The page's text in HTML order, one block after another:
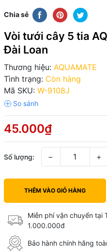
Chia sẻ
Vòi tưới cây 5 tia
Đài Loan
Thương hiệu: AQUAMATE
Tình trạng: Còn hàng
Mã SKU: W-9108J
45.000₫
Số lượng: − +
THÊM VÀO GIỎ HÀNG
Miễn phí vận chuyển tại
1.000.000đ
Bảo hành chính hãng